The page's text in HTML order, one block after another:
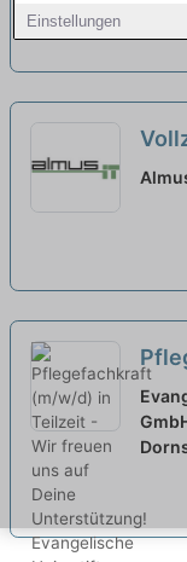
Einstellungen
/
-